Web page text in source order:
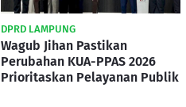
DPRD LAMPUNG
Wagub Jihan Pastikan
Perubahan KUA-PPAS 2026
Prioritaskan Pelayanan Publik